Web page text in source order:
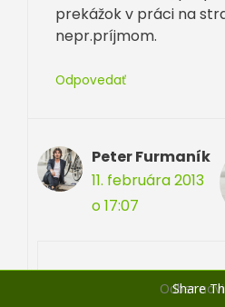
prekážok v práci na
nepr.príjmom.
Odpovedať
Peter Furmaník
11. februára 2013
o 17:07
no to áno. pri nízkych
Share
Odber